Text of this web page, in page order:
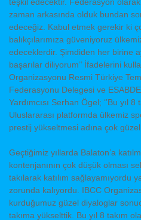
zaman arkasında olduk bundan
edeceğiz. Kabul etmek gerekir ki
balıkçılarımıza güveniyoruz
edeceklerdir. Şimdiden her birine
başarılar diliyorum’’ İfadelerini
Organizasyonu Resmi Türkiye
Federasyonu Delegesi ve
Yardımcısı Serhan Ögel; ‘’Bu yıl 8
Uluslararası platformda ülkemiz
prestij yükseltmesi adına çok
Geçtiğimiz yıllarda Balaton’a
kontenjanının çok düşük olması
takılarak katılım sağlayamıyordu
zorunda kalıyordu. IBCC
kurduğumuz güzel diyaloglar
takıma yükselttik. Bu yıl 8 takım